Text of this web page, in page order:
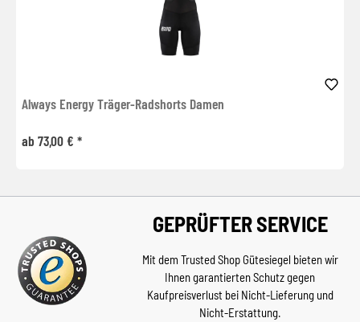
Always Energy Träger-Radshorts Damen
ab 73,00 € *
GEPRÜFTER SERVICE
Mit dem Trusted Shop Gütesiegel bieten wir
Ihnen garantierten Schutz gegen
Kaufpreisverlust bei Nicht-Lieferung und
Nicht-Erstattung.